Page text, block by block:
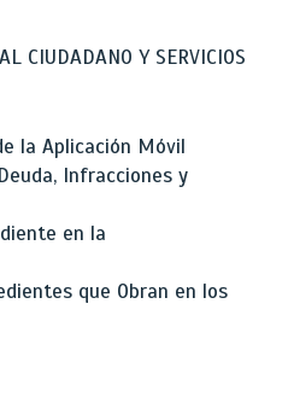
CIUDADANO Y SERVICIOS
la Aplicación Móvil
Infracciones y
en la
que Obran en los